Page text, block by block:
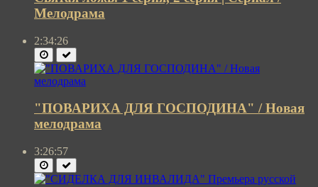
Мелодрама
2:34:26
"ПОВАРИХА ДЛЯ ГОСПОДИНА" / Новая
мелодрама
3:26:57